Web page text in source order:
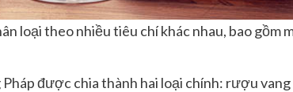
loại theo nhiều tiêu chí khác nhau, bao gồm
được chia thành hai loại chính: rượu